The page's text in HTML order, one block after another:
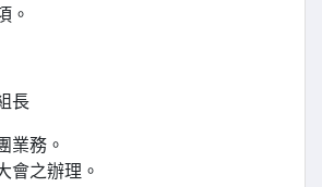
。
長
業務。
會之辦理。